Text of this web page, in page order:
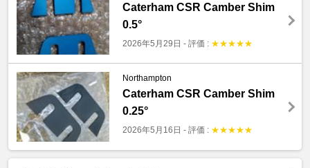
Caterham CSR Camber Shim
0.5°
2026年5月29日 - 評価 : ★★★★★
Northampton
Caterham CSR Camber Shim
0.25°
2026年5月16日 - 評価 : ★★★★★